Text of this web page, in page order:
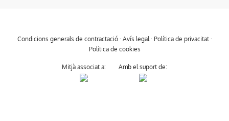
Condicions generals de contractació· Avís legal· Política de privacitat·
Política de cookies
Mitjà associat a: Amb el suport de: